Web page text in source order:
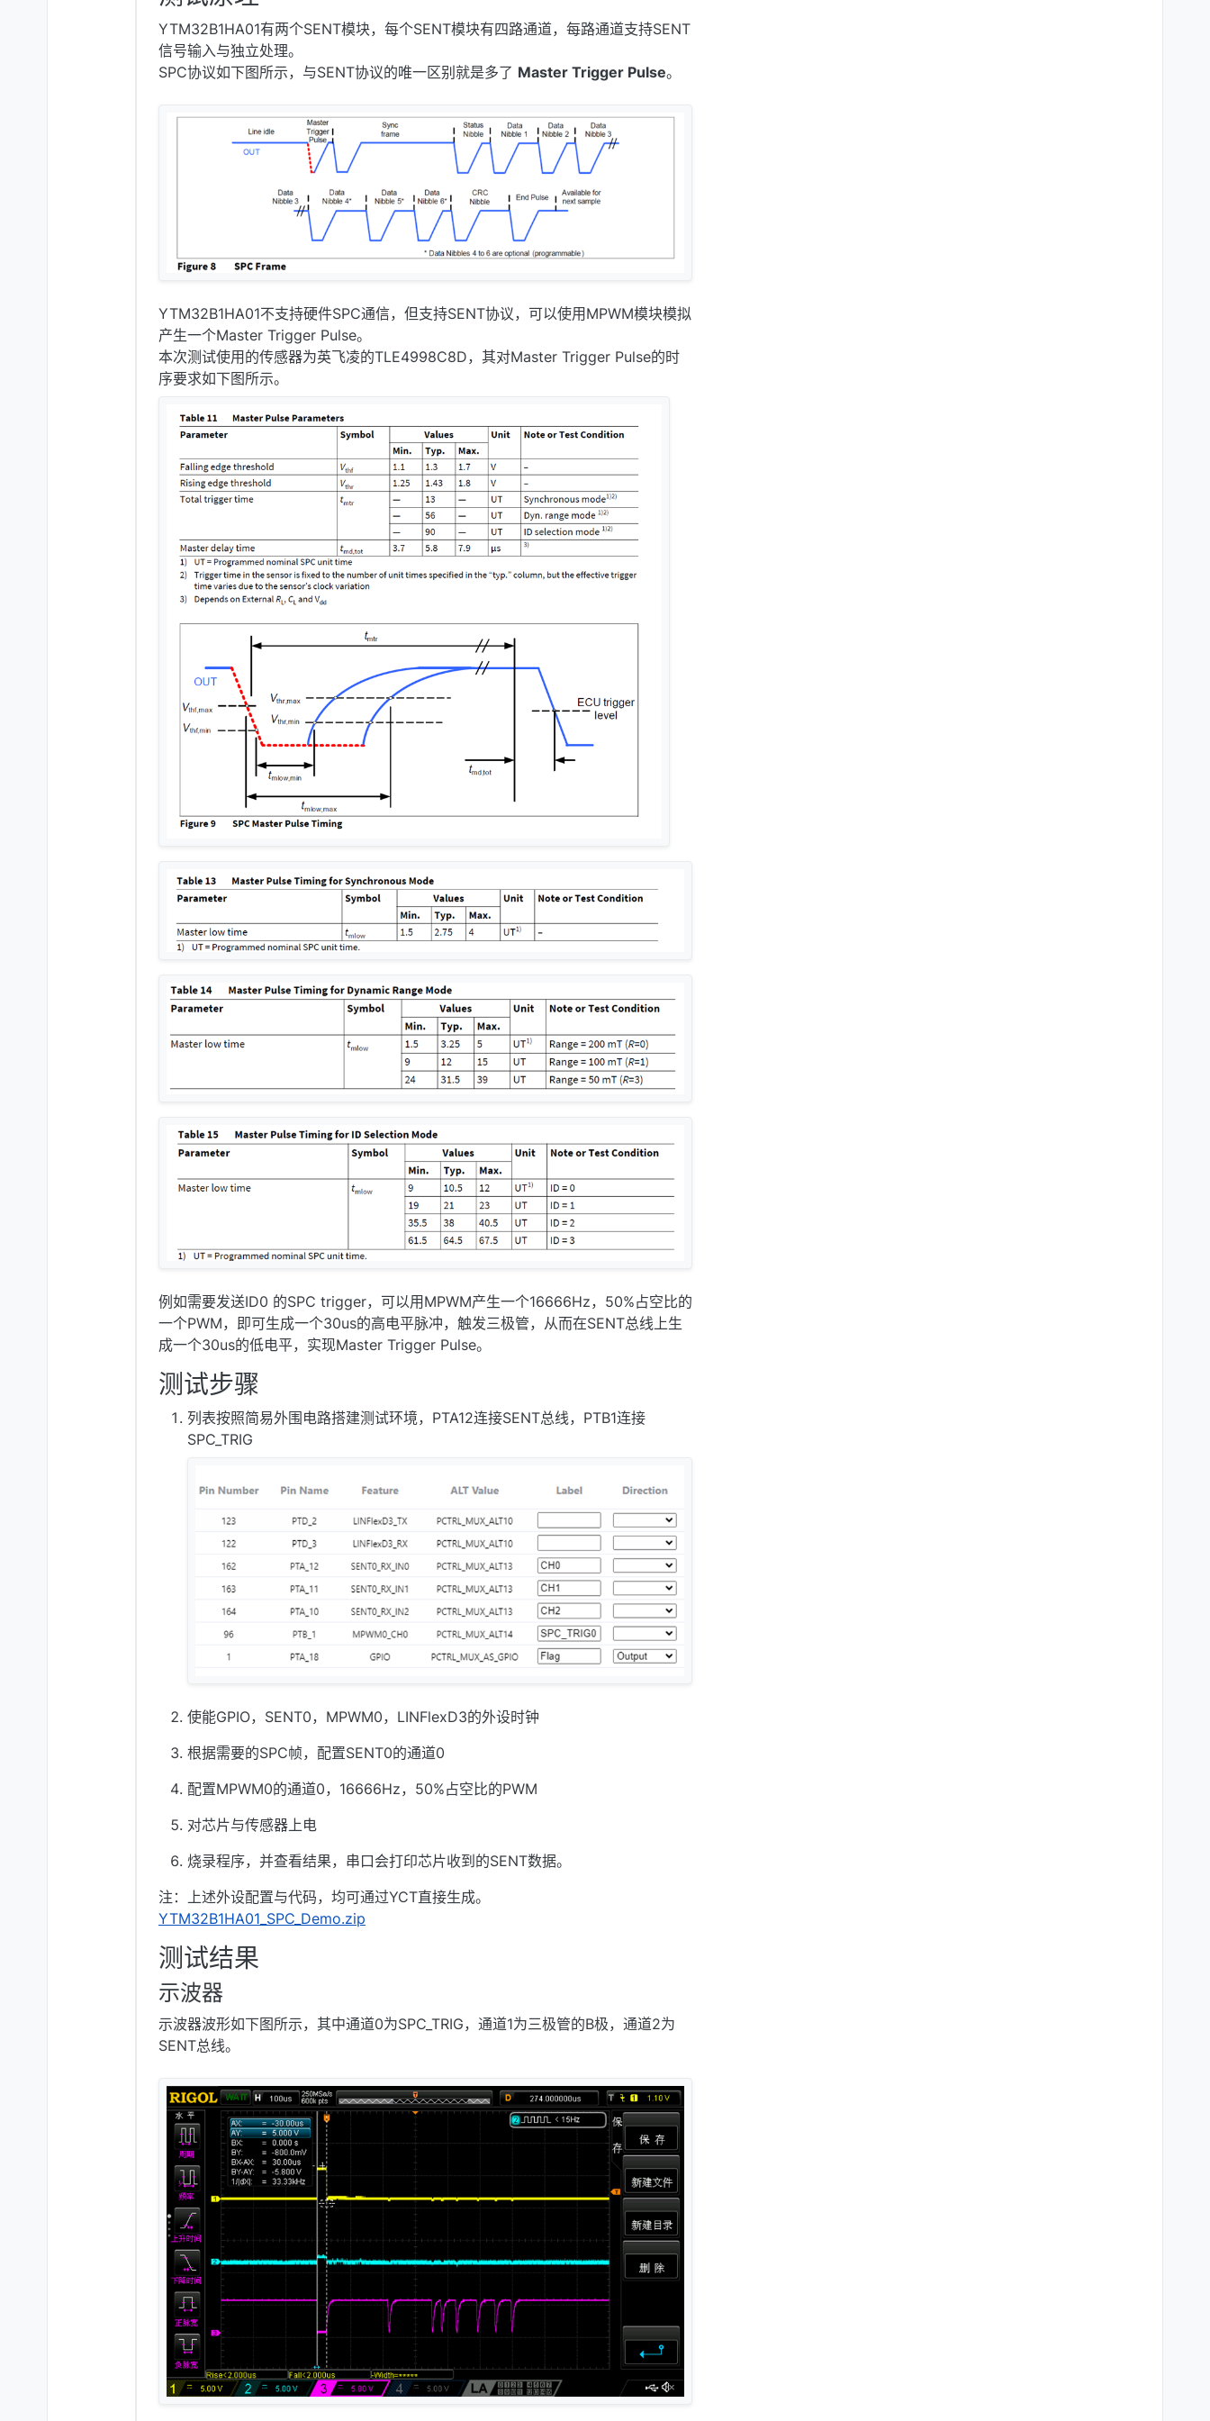
YTM32B1HA01有两个SENT模块，每个SENT模块有四路通道，每路通道支持SENT
信号输入与独立处理。
SPC协议如下图所示，与SENT协议的唯一区别就是多了 Master Trigger Pulse。
YTM32B1HA01不支持硬件SPC通信，但支持SENT协议，可以使用MPWM模块模拟
产生一个Master Trigger Pulse。
本次测试使用的传感器为英飞凌的TLE4998C8D，其对Master Trigger Pulse的时
序要求如下图所示。
例如需要发送ID0 的SPC trigger，可以用MPWM产生一个16666Hz，50%占空比的
一个PWM，即可生成一个30us的高电平脉冲，触发三极管，从而在SENT总线上生
成一个30us的低电平，实现Master Trigger Pulse。
测试步骤
列表按照简易外围电路搭建测试环境，PTA12连接SENT总线，PTB1连接
SPC_TRIG
使能GPIO，SENT0，MPWM0，LINFlexD3的外设时钟
根据需要的SPC帧，配置SENT0的通道0
配置MPWM0的通道0，16666Hz，50%占空比的PWM
对芯片与传感器上电
烧录程序，并查看结果，串口会打印芯片收到的SENT数据。
注：上述外设配置与代码，均可通过YCT直接生成。
YTM32B1HA01_SPC_Demo.zip
测试结果
示波器
示波器波形如下图所示，其中通道0为SPC_TRIG，通道1为三极管的B极，通道2为
SENT总线。